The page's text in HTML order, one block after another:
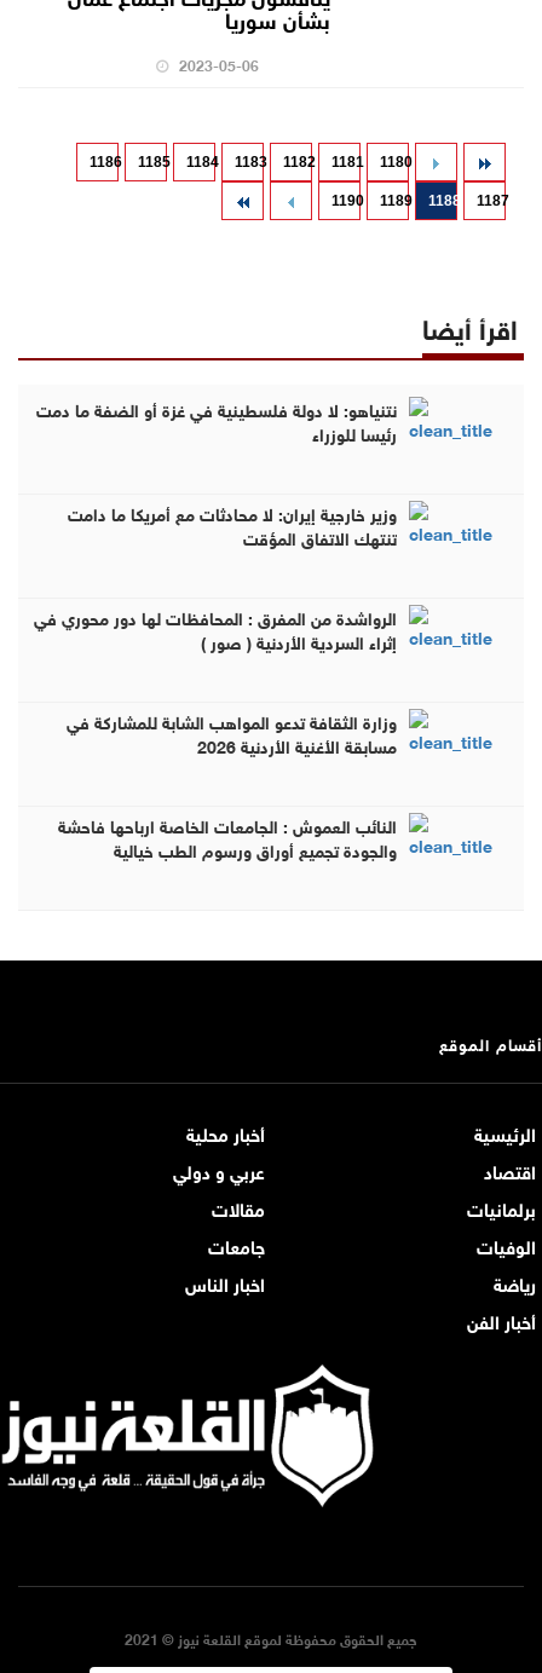
بشأن سوريا
2023-05-06
1180
1181
1182
1183
1184
1185
1186
1187
1188
1189
1190
اقرأ أيضا
نتنياهو: لا دولة فلسطينية في غزة أو الضفة ما دمت
رئيسا للوزراء
وزير خارجية إيران: لا محادثات مع أمريكا ما دامت
تنتهك الاتفاق المؤقت
الرواشدة من المفرق : المحافظات لها دور محوري في
إثراء السردية الأردنية ( صور )
وزارة الثقافة تدعو المواهب الشابة للمشاركة في
مسابقة الأغنية الأردنية 2026
النائب العموش : الجامعات الخاصة ارباحها فاحشة
والجودة تجميع أوراق ورسوم الطب خيالية
أقسام الموقع
الرئيسية
أخبار محلية
اقتصاد
عربي و دولي
برلمانيات
مقالات
الوفيات
جامعات
رياضة
اخبار الناس
أخبار الفن
جميع الحقوق محفوظة لموقع القلعة نيوز © 2021